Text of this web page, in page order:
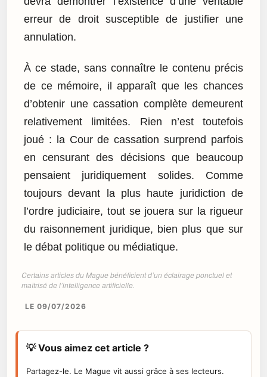
erreur de droit susceptible de justifier une
annulation.
À ce stade, sans connaître le contenu précis
de ce mémoire, il apparaît que les chances
d’obtenir une cassation complète demeurent
relativement limitées. Rien n’est toutefois
joué : la Cour de cassation surprend parfois
en censurant des décisions que beaucoup
pensaient juridiquement solides. Comme
toujours devant la plus haute juridiction de
l’ordre judiciaire, tout se jouera sur la rigueur
du raisonnement juridique, bien plus que sur
le débat politique ou médiatique.
Certains articles du Mague bénéficient d’un éclairage ponctuel et
maîtrisé de l’intelligence artificielle.
LE 09/07/2026
💡 Vous aimez cet article ?
Partagez-le. Le Mague vit aussi grâce à ses lecteurs.